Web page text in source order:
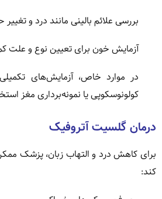
بررسی علائم بالینی مانند درد و
آزمایش خون برای تعیین نوع و علت
در موارد خاص، آزمایش‌های
کولونوسکوپی یا نمونه‌برداری مغز
درمان گلسیت آتروفیک
برای کاهش درد و التهاب زبان، پزشک
کند: